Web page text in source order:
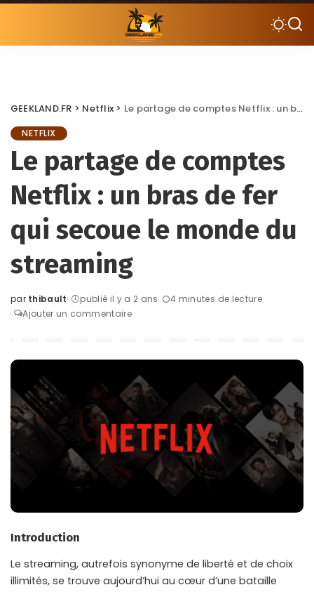
GEEKLAND.FR > Netflix > Le partage de comptes Netflix : un bras de fer qui secoue le monde du streaming
NETFLIX
Le partage de comptes
Netflix : un bras de fer
qui secoue le monde du
streaming
Posted
by
par thibault publié il y a 2 ans
4 minutes de lecture
Ajouter un commentaire
Introduction
Le streaming, autrefois synonyme de liberté et de choix
illimités, se trouve aujourd’hui au cœur d’une bataille